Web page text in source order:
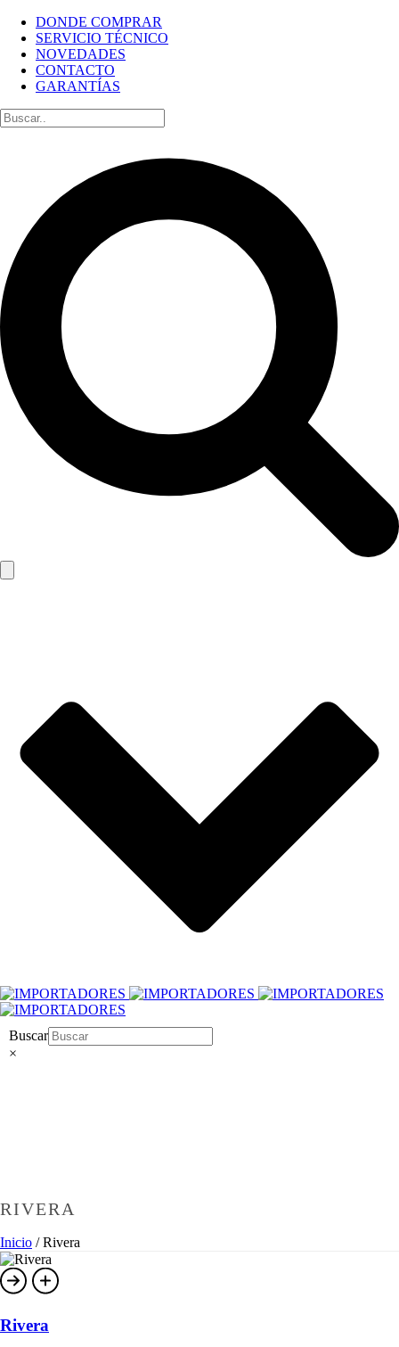
DONDE COMPRAR
SERVICIO TÉCNICO
NOVEDADES
CONTACTO
GARANTÍAS
Buscar
×
RIVERA
Inicio /Rivera
Rivera